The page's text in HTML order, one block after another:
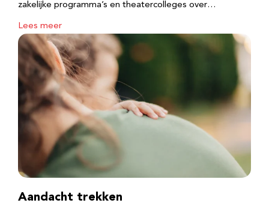
zakelijke programma’s en theatercolleges over…
Lees meer
Aandacht trekken